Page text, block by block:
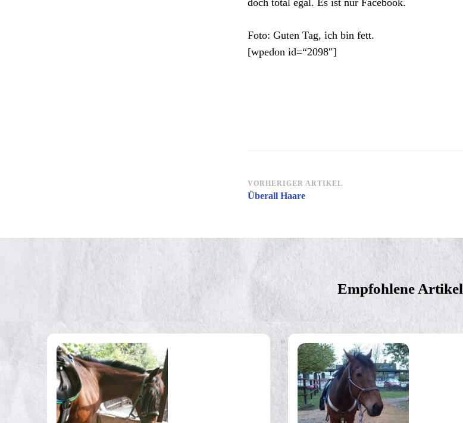
Foto: Guten Tag, ich bin fett.
[wpedon id=“2098″]
Beitragsnavigation
VORHERIGER ARTIKEL
Überall Haare
Empfohlene Artikel